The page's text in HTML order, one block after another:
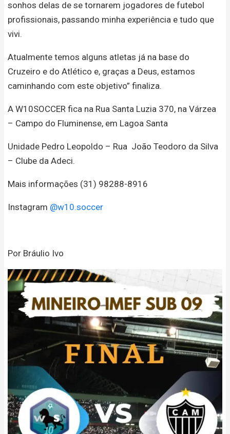
sonhos delas de se tornarem jogadores de futebol
profissionais, passando minha experiência e tudo que
vivi.
Atualmente temos alguns atletas já na base do
Cruzeiro e do Atlético e, graças a Deus, estamos
caminhando com este objetivo” finaliza.
A W10SOCCER fica na Rua Santa Luzia 370, na Várzea
– Campo do Fluminense, em Lagoa Santa
Unidade Pedro Leopoldo – Rua João Teodoro da Silva
– Clube da Adeci.
Mais informações (31) 98288-8916
Instagram @w10.soccer
Por Bráulio Ivo